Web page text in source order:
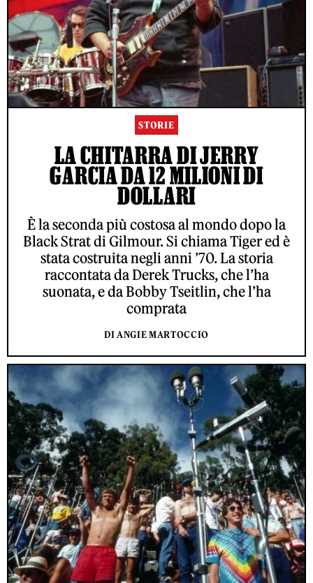
STORIE
LA CHITARRA DI JERRY
GARCIA DA 12 MILIONI DI
DOLLARI
È la seconda più costosa al mondo dopo la
Black Strat di Gilmour. Si chiama Tiger ed è
stata costruita negli anni ’70. La storia
raccontata da Derek Trucks, che l’ha
suonata, e da Bobby Tseitlin, che l’ha
comprata
DI ANGIE MARTOCCIO